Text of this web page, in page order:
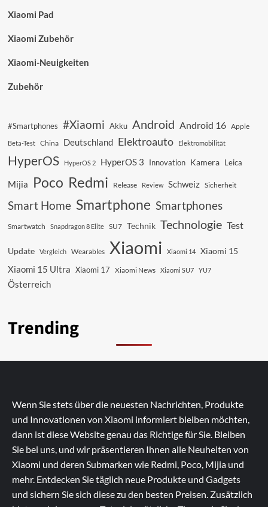
Xiaomi Pad
Xiaomi Zubehör
Xiaomi-Neuigkeiten
Zubehör
#Smartphones #Xiaomi Akku Android Android 16 Apple
Beta-Test China Deutschland Elektroauto Elektromobilität
HyperOS HyperOS 2 HyperOS 3 Innovation Kamera Leica
Mijia Poco Redmi Release Review Schweiz Sicherheit
Smart Home Smartphone Smartphones
Smartwatch Snapdragon 8 Elite SU7 Technik Technologie Test
Update Vergleich Wearables Xiaomi Xiaomi 14 Xiaomi 15
Xiaomi 15 Ultra Xiaomi 17 Xiaomi News Xiaomi SU7 YU7
Österreich
Trending
Wenn Sie stets über die neuesten Nachrichten, Produkte
und Innovationen von Xiaomi informiert bleiben möchten,
dann ist diese Website genau das Richtige für Sie. Bleiben
Sie bei uns, und wir präsentieren Ihnen alle Neuheiten von
Xiaomi und deren Submarken wie Redmi, Poco, Mijia und
mehr. Entdecken Sie täglich neue Produkte und Gadgets
und sichern Sie sich diese zu den besten Preisen. Zusätzlich